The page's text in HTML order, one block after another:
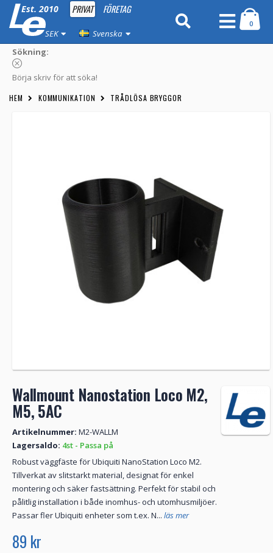
Est. 2010 PRIVAT FÖRETAG
SEK Svenska
0
Sökning:
Börja skriv för att söka!
HEM KOMMUNIKATION TRÅDLÖSA BRYGGOR
Wallmount Nanostation Loco M2,
M5, 5AC
Artikelnummer: M2-WALLM
Lagersaldo: 4st - Passa på
Robust väggfäste för Ubiquiti NanoStation Loco M2.
Tillverkat av slitstarkt material, designat för enkel
montering och säker fastsättning. Perfekt för stabil och
pålitlig installation i både inomhus- och utomhusmiljöer.
Passar fler Ubiquiti enheter som t.ex. N... läs mer
89 kr